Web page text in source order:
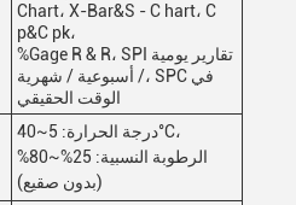
Chart، X-Bar&S - C hart، C
p&C pk،
%Gage R & R، SPI تقارير يومية
/ أسبوعية / شهرية، SPC في
الوقت الحقيقي
درجة الحرارة: 5~40°C،
الرطوبة النسبية: 25%~80%
(بدون صقيع)